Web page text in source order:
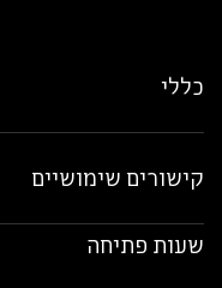
כללי
קישורים שימושיים
שעות פתיחה